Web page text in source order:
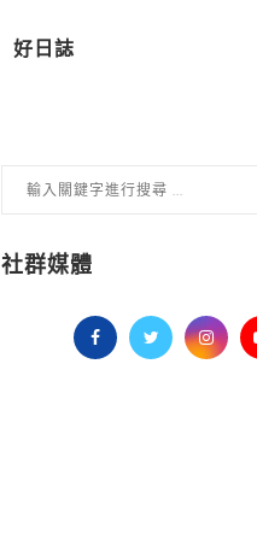
好日誌
社群媒體